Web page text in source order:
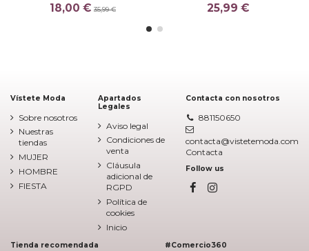
18,00 € 35,99 € 25,99 €
Vístete Moda
Sobre nosotros
Nuestras
tiendas
MUJER
HOMBRE
FIESTA
Apartados
Legales
Aviso legal
Condiciones de
venta
Cláusula
adicional de
RGPD
Política de
cookies
Inicio
Contacta con nosotros
881150650
contacta@vistetemoda.com
Contacta
Follow us
Tienda recomendada #Comercio360